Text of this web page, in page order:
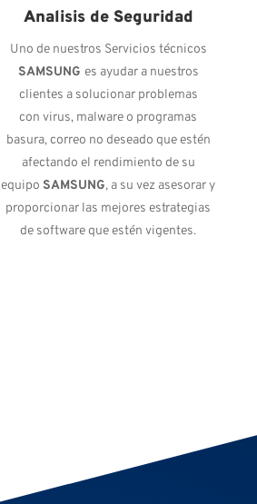
Analisis de Seguridad
Uno de nuestros Servicios técnicos
SAMSUNG es ayudar a nuestros
clientes a solucionar problemas
con virus, malware o programas
basura, correo no deseado que estén
afectando el rendimiento de su
equipoSAMSUNG, a su vez asesorar y
proporcionar las mejores estrategias
de software que estén vigentes.